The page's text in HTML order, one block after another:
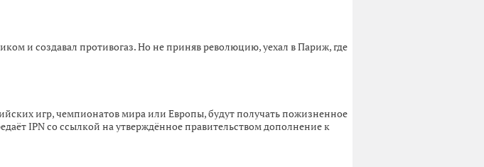
и создавал противогаз. Но не приняв революцию, уехал в Париж, где
игр, чемпионатов мира или Европы, будут получать пожизненное
IPN со ссылкой на утверждённое правительством дополнение к